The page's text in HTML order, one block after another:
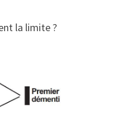
la limite ?